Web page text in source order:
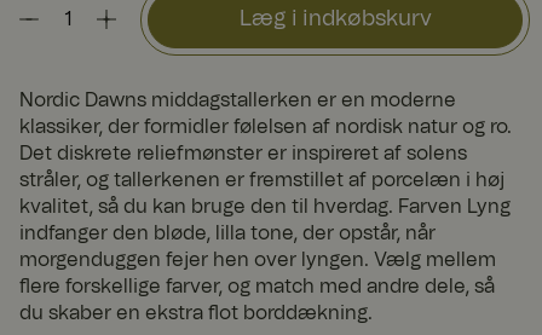
Læg i indkøbskurv
Nordic Dawns middagstallerken er en moderne
klassiker, der formidler følelsen af nordisk natur og ro.
Det diskrete reliefmønster er inspireret af solens
stråler, og tallerkenen er fremstillet af porcelæn i høj
kvalitet, så du kan bruge den til hverdag. Farven Lyng
indfanger den bløde, lilla tone, der opstår, når
morgenduggen fejer hen over lyngen. Vælg mellem
flere forskellige farver, og match med andre dele, så
du skaber en ekstra flot borddækning.